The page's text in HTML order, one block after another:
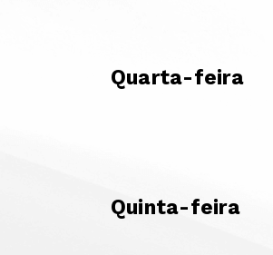
Quarta-feira
Quinta-feira